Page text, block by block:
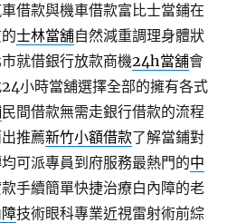
借款與機車借款富比士當鋪在
士林當舖自然減重調理身體狀
就借銀行放款商機24h當舖會
小時當舖選擇全部的擁有各式
民間借款無需走銀行借款的流程
推薦新竹小額借款了解當鋪對
可派專員到府服務最熱門的中
手續簡單快捷治療白內障的老
技術眼科專業近視雷射術前綜